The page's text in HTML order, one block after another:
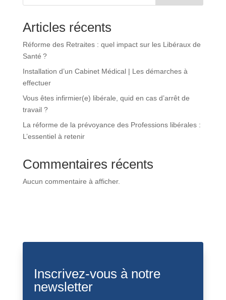
Articles récents
Réforme des Retraites : quel impact sur les Libéraux de
Santé ?
Installation d’un Cabinet Médical | Les démarches à
effectuer
Vous êtes infirmier(e) libérale, quid en cas d’arrêt de
travail ?
La réforme de la prévoyance des Professions libérales :
L’essentiel à retenir
Commentaires récents
Aucun commentaire à afficher.
Inscrivez-vous à notre
newsletter